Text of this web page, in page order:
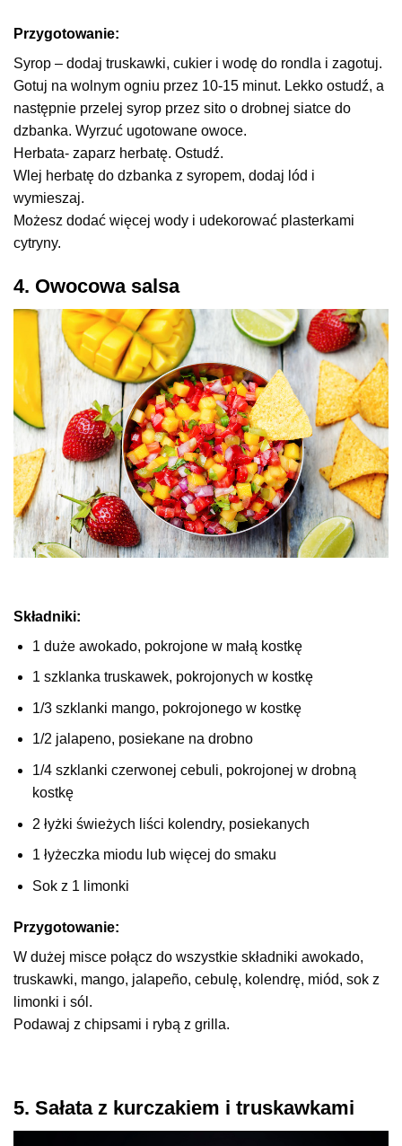
Przygotowanie:
Syrop – dodaj truskawki, cukier i wodę do rondla i zagotuj.
Gotuj na wolnym ogniu przez 10-15 minut. Lekko ostudź, a
następnie przelej syrop przez sito o drobnej siatce do
dzbanka. Wyrzuć ugotowane owoce.
Herbata- zaparz herbatę. Ostudź.
Wlej herbatę do dzbanka z syropem, dodaj lód i
wymieszaj.
Możesz dodać więcej wody i udekorować plasterkami
cytryny.
4. Owocowa salsa
Składniki:
1 duże awokado, pokrojone w małą kostkę
1 szklanka truskawek, pokrojonych w kostkę
1/3 szklanki mango, pokrojonego w kostkę
1/2 jalapeno, posiekane na drobno
1/4 szklanki czerwonej cebuli, pokrojonej w drobną
kostkę
2 łyżki świeżych liści kolendry, posiekanych
1 łyżeczka miodu lub więcej do smaku
Sok z 1 limonki
Przygotowanie:
W dużej misce połącz do wszystkie składniki awokado,
truskawki, mango, jalapeño, cebulę, kolendrę, miód, sok z
limonki i sól.
Podawaj z chipsami i rybą z grilla.
5. Sałata z kurczakiem i truskawkami